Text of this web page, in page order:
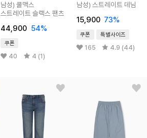
남성) 쿨맥스
스트레이트 슬랙스 팬츠
44,900 54%
쿠폰
40 4 (1)
남성) 스트레이트 데님
15,900 73%
쿠폰 특별사이즈
165 4.9 (44)